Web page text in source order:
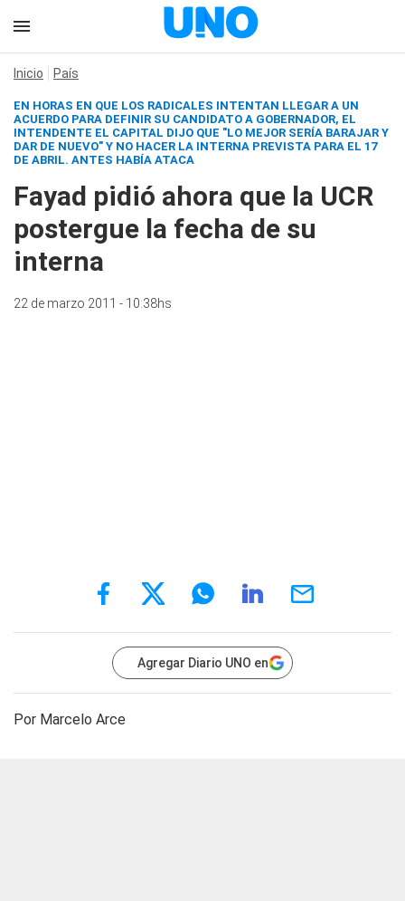
Inicio País
EN HORAS EN QUE LOS RADICALES INTENTAN LLEGAR A UN
ACUERDO PARA DEFINIR SU CANDIDATO A GOBERNADOR, EL
INTENDENTE EL CAPITAL DIJO QUE "LO MEJOR SERÍA BARAJAR Y
DAR DE NUEVO" Y NO HACER LA INTERNA PREVISTA PARA EL 17
DE ABRIL. ANTES HABÍA ATACA
Fayad pidió ahora que la UCR
postergue la fecha de su
interna
22 de marzo 2011 - 10:38hs
Agregar Diario UNO en
Por Marcelo Arce